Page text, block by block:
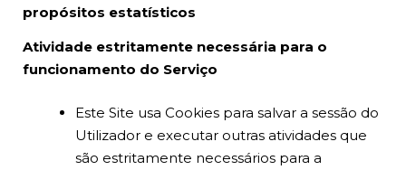
propósitos estatísticos
Atividade estritamente necessária para o
funcionamento do Serviço
Este Site usa Cookies para salvar a sessão do
Utilizador e executar outras atividades que
são estritamente necessários para a